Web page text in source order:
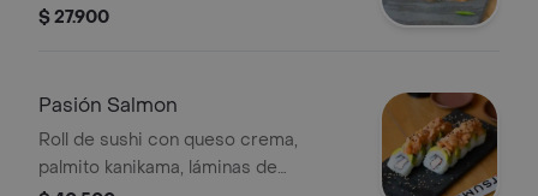
nuestra jalea de guayaba
$ 27.900
Pasión Salmon
Roll de sushi con queso crema,
palmito kanikama, láminas de